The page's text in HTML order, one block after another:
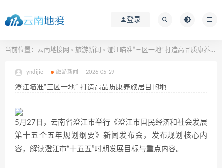
登录
当前位置： 云南地接网 > 旅游新闻 > 澄江瞄准“三区一地” 打造高品质康养旅居目的地
yndijie 旅游新闻 2026-05-29
澄江瞄准“三区一地” 打造高品质康养旅居目的地
5月27日，云南省澄江市举行《澄江市国民经济和社会发展
第十五个五年规划纲要》新闻发布会，发布规划核心内
容，解读澄江市“十五五”时期发展目标与重点内容。